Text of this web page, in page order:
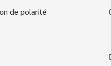
de polarité